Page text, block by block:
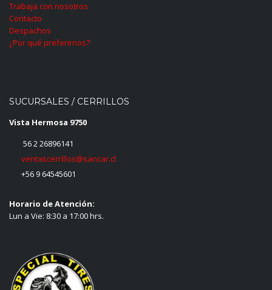
Trabaja con nosotros
Contacto
Despachos
¿Por qué preferirnos?
SUCURSALES / CERRILLOS
Vista Hermosa 9750
56 2 26896141
ventascerrillos@sancar.cl
+56 9 64545601
Horario de Atención:
Lun a Vie: 8:30 a 17:00 hrs.